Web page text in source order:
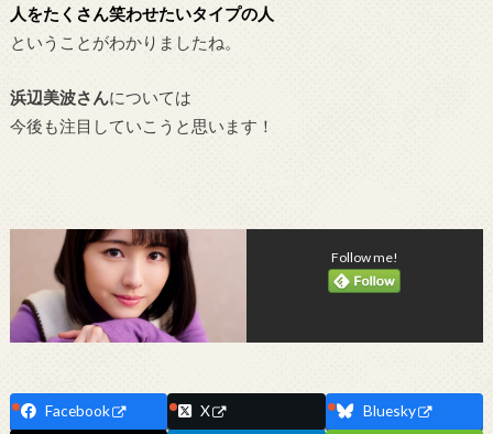
人をたくさん笑わせたいタイプの人
ということがわかりましたね。
浜辺美波さんについては
今後も注目していこうと思います！
Follow me!
Facebook X
Bluesky